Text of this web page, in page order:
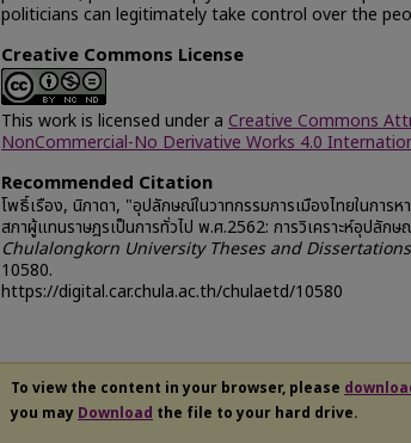
politicians can legitimately take control over the
Creative Commons License
This work is licensed under a Creative Commons
NonCommercial-No Derivative Works 4.0
Recommended Citation
โพธิ์เรือง, นิภาดา, "อุปลักษณ์ในวาทกรรมการเมืองไทยในการห
สภาผู้แทนราษฎรเป็นการทั่วไป พ.ศ.2562: การวิเคราะห์อุปลัก
Chulalongkorn University Theses and Dissertations
10580.
https://digital.car.chula.ac.th/chulaetd/10580
To view the content in your browser, please
you may Download the file to your hard drive.